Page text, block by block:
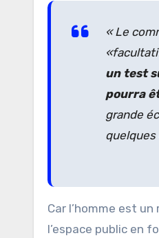
« Le
un test
pourra
grande
quelques
Car l’homme est
l’espace public en